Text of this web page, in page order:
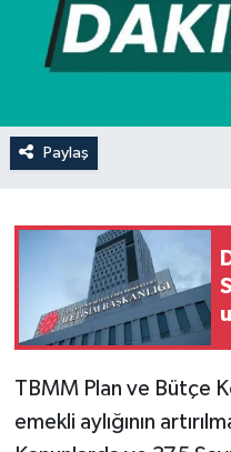
Paylaş
TBMM Plan ve Bütçe
emekli aylığının